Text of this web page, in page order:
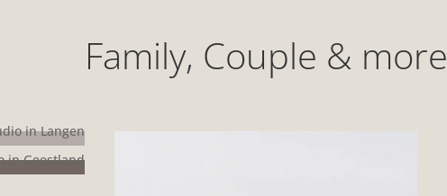
Family, Couple & more